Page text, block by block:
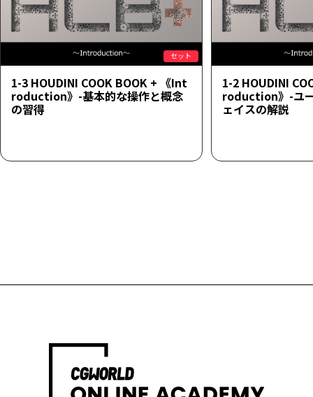
セット
1-3 HOUDINI COOK BOOK + 《Int
roduction》-基本的な操作と概念
の習得
1-2 HOUDINI
roduction》-ユ
ェイスの解説